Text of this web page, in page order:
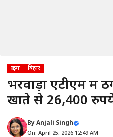
क्राइम बिहार
भरवाड़ा एटीएम में
खाते से 26,400
ByAnjali Singh
On: April 25, 2026 12:49 AM